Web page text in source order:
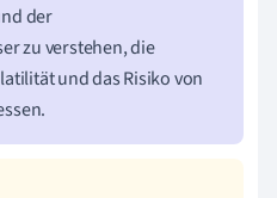
der
zu verstehen, die
und das Risiko von